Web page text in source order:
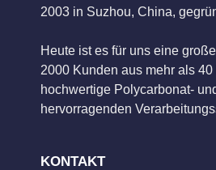
2003 in Suzhou, China,
Heute ist es für uns eine
2000 Kunden aus mehr als
hochwertige Polycarbonat-
hervorragenden
KONTAKT